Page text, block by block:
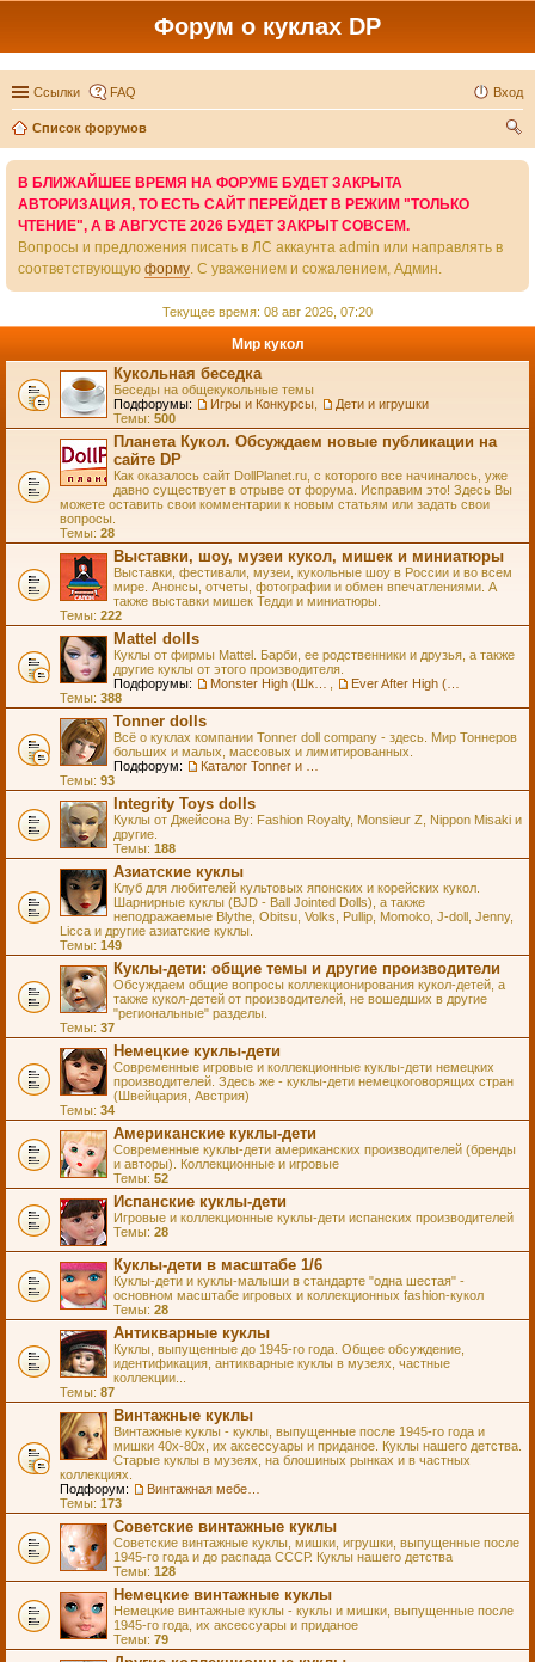
Форум о куклах DP
Ссылки FAQ Вход
Список форумов
В БЛИЖАЙШЕЕ ВРЕМЯ НА ФОРУМЕ БУДЕТ ЗАКРЫТА
АВТОРИЗАЦИЯ, ТО ЕСТЬ САЙТ ПЕРЕЙДЕТ В РЕЖИМ "ТОЛЬКО
ЧТЕНИЕ", А В АВГУСТЕ 2026 БУДЕТ ЗАКРЫТ СОВСЕМ.
Вопросы и предложения писать в ЛС аккаунта admin или направлять в
соответствующую форму. С уважением и сожалением, Админ.
Текущее время: 08 авг 2026, 07:20
Мир кукол
Кукольная беседка
Беседы на общекукольные темы
Подфорумы:
Игры и Конкурсы
Дети и игрушки
Темы: 500
Планета Кукол. Обсуждаем новые публикации на
сайте DP
Как оказалось сайт DollPlanet.ru, с которого все начиналось, уже
давно существует в отрыве от форума. Исправим это! Здесь Вы
можете оставить свои комментарии к новым статьям или задать свои
вопросы.
Темы: 28
Выставки, шоу, музеи кукол, мишек и миниатюры
Выставки, фестивали, музеи, кукольные шоу в России и во всем
мире. Анонсы, отчеты, фотографии и обмен впечатлениями. А
также выставки мишек Тедди и миниатюры.
Темы: 222
Mattel dolls
Куклы от фирмы Mattel. Барби, ее родственники и друзья, а также
другие куклы от этого производителя.
Подфорумы:
Темы: 388
Tonner dolls
Всё о куклах компании Tonner doll company - здесь. Мир Тоннеров
больших и малых, массовых и лимитированных.
Подфорум:
Темы: 93
Integrity Toys dolls
Куклы от Джейсона Ву: Fashion Royalty, Monsieur Z, Nippon Misaki и
другие.
Темы: 188
Азиатские куклы
Клуб для любителей культовых японских и корейских кукол.
Шарнирные куклы (BJD - Ball Jointed Dolls), а также
неподражаемые Blythe, Obitsu, Volks, Pullip, Momoko, J-doll, Jenny,
Licca и другие азиатские куклы.
Темы: 149
Куклы-дети: общие темы и другие производители
Обсуждаем общие вопросы коллекционирования кукол-детей, а
также кукол-детей от производителей, не вошедших в другие
"региональные" разделы.
Темы: 37
Немецкие куклы-дети
Современные игровые и коллекционные куклы-дети немецких
производителей. Здесь же - куклы-дети немецкоговорящих стран
(Швейцария, Австрия)
Темы: 34
Американские куклы-дети
Современные куклы-дети американских производителей (бренды
и авторы). Коллекционные и игровые
Темы: 52
Испанские куклы-дети
Игровые и коллекционные куклы-дети испанских производителей
Темы: 28
Куклы-дети в масштабе 1/6
Куклы-дети и куклы-малыши в стандарте "одна шестая" -
основном масштабе игровых и коллекционных fashion-кукол
Темы: 28
Антикварные куклы
Куклы, выпущенные до 1945-го года. Общее обсуждение,
идентификация, антикварные куклы в музеях, частные
коллекции...
Темы: 87
Винтажные куклы
Винтажные куклы - куклы, выпущенные после 1945-го года и
мишки 40х-80х, их аксессуары и приданое. Куклы нашего детства.
Старые куклы в музеях, на блошиных рынках и в частных
коллекциях.
Подфорум:
Темы: 173
Советские винтажные куклы
Советские винтажные куклы, мишки, игрушки, выпущенные после
1945-го года и до распада СССР. Куклы нашего детства
Темы: 128
Немецкие винтажные куклы
Немецкие винтажные куклы - куклы и мишки, выпущенные после
1945-го года, их аксессуары и приданое
Темы: 79